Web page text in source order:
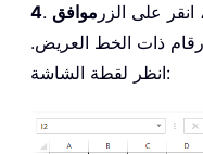
4 انقر على الزر
ذات الخط العريض.
انظر لقطة الشاشة: